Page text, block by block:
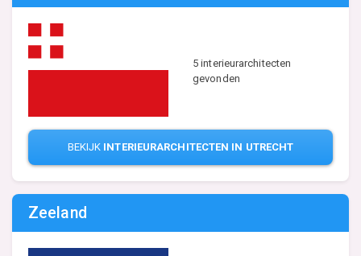
5 interieurarchitecten
gevonden
BEKIJK INTERIEURARCHITECTEN IN UTRECHT
Zeeland